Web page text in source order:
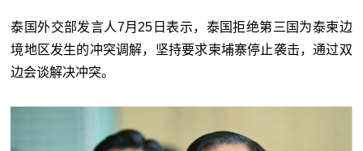
泰国外交部发言人7月25日表示， 泰国拒绝第三国为泰柬边
境地区发生的冲突调解， 坚持要求柬埔寨停止袭击，通过双
边会谈解决冲突。